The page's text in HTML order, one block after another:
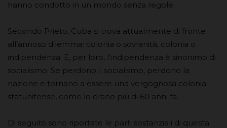
hanno condotto in un mondo senza regole.
Secondo Prieto, Cuba si trova attualmente di fronte
all’annoso dilemma: colonia o sovranità, colonia o
indipendenza. E, per loro, l’indipendenza è sinonimo di
socialismo. Se perdono il socialismo, perdono la
nazione e tornano a essere una vergognosa colonia
statunitense, come lo erano più di 60 anni fa.
Di seguito sono riportate le parti sostanziali di questa